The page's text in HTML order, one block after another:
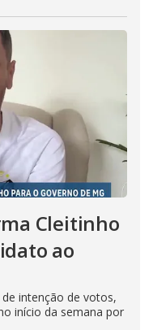
Cleitinho
ao
intenção de votos,
início da semana por